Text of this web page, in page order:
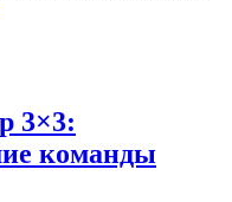
3×3:
команды